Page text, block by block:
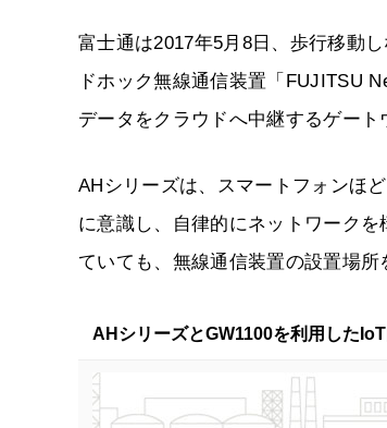
富士通は2017年5月8日、歩行移動
ドホック無線通信装置「FUJITSU
データをクラウドへ中継するゲー
AHシリーズは、スマートフォンほ
に意識し、自律的にネットワーク
ていても、無線通信装置の設置場
AHシリーズとGW1100を利用した